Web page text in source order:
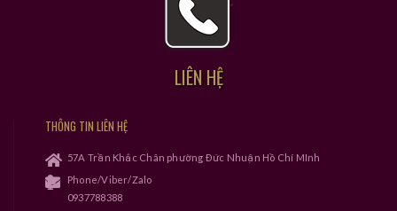
LIÊN HỆ
THÔNG TIN LIÊN HỆ
57A Trần Khắc Chân phường Đức Nhuận Hồ Chí MInh
Phone/Viber/Zalo
0937788388